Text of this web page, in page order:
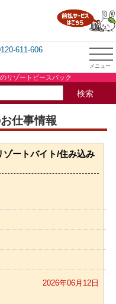
リゾートピースパック
仕事情報
ゾートバイト/住み込み
2026年06月12日